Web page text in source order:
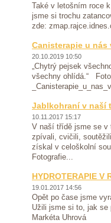
Také v letošním roce
jsme si trochu
zde:
Canisterapie u nás
20.10.2019 10:50
„Chytrý pejsek
všechny ohlídá.“
Jablkohraní v naší
10.11.2017 15:17
V naší třídě jsme se v
zpívali, cvičili,
získal v celoškolní
Fotografie...
HYDROTERAPIE V
19.01.2017 14:56
Opět po čase jsme
Užili jsme si to, jak se
Markéta Uhrová